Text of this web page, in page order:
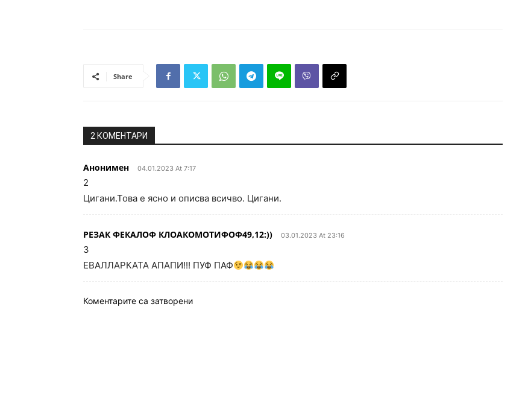
Share
2 КОМЕНТАРИ
Анонимен 04.01.2023 At 7:17
2
Цигани.Това е ясно и описва всичво. Цигани.
РЕЗАК ФЕКАЛОФ КЛОАКОМОТИФОФ49,12:)) 03.01.2023 At 23:16
3
ЕВАЛЛАРКАТА АПАПИ!!! ПУФ ПАФ
Коментарите са затворени